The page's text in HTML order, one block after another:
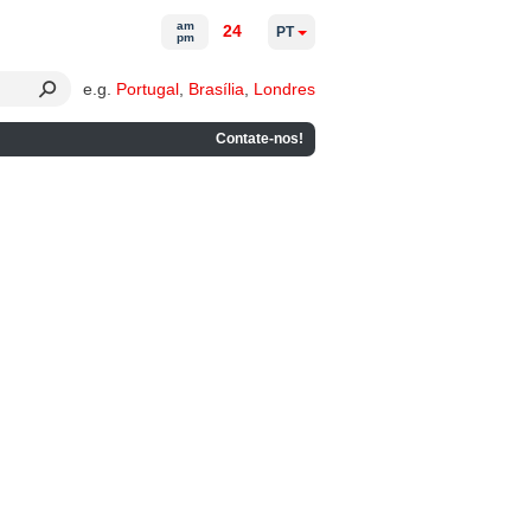
e.g. Portugal Brasília Londres
Contate-nos!
am
pm
24 PT